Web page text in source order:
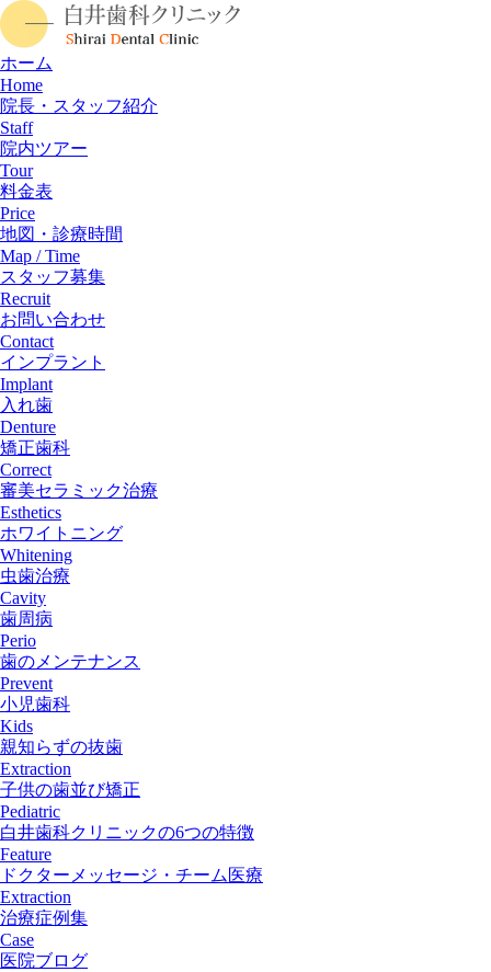
ホーム
Home
院長・スタッフ紹介
Staff
院内ツアー
Tour
料金表
Price
地図・診療時間
Map / Time
スタッフ募集
Recruit
お問い合わせ
Contact
インプラント
Implant
入れ歯
Denture
矯正歯科
Correct
審美セラミック治療
Esthetics
ホワイトニング
Whitening
虫歯治療
Cavity
歯周病
Perio
歯のメンテナンス
Prevent
小児歯科
Kids
親知らずの抜歯
Extraction
子供の歯並び矯正
Pediatric
白井歯科クリニックの6つの特徴
Feature
ドクターメッセージ・チーム医療
Extraction
治療症例集
Case
医院ブログ